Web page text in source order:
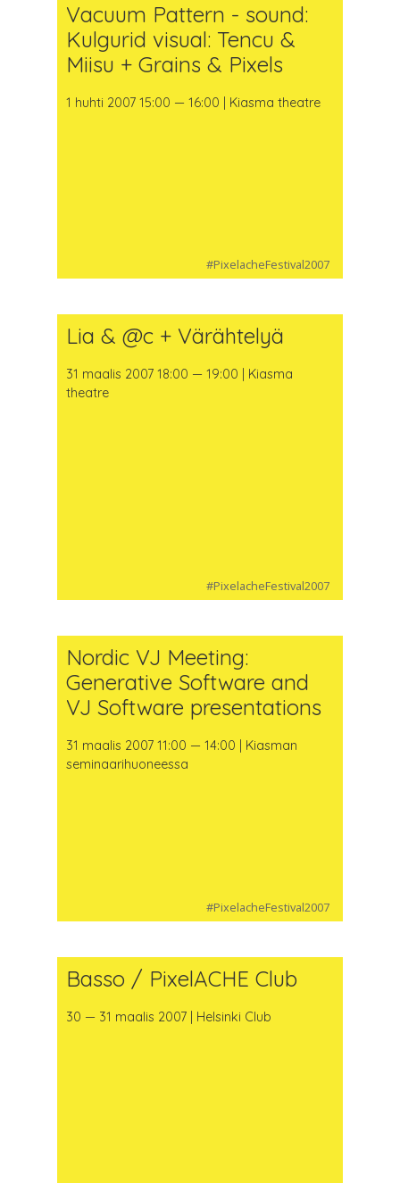
Vacuum Pattern - sound:
Kulgurid visual: Tencu &
Miisu + Grains & Pixels
1 huhti 2007 15:00 — 16:00 | Kiasma theatre
#PixelacheFestival2007
Lia & @c + Värähtelyä
31 maalis 2007 18:00 — 19:00 | Kiasma
theatre
#PixelacheFestival2007
Nordic VJ Meeting:
Generative Software and
VJ Software presentations
31 maalis 2007 11:00 — 14:00 | Kiasman
seminaarihuoneessa
#PixelacheFestival2007
Basso / PixelACHE Club
30 — 31 maalis 2007 | Helsinki Club